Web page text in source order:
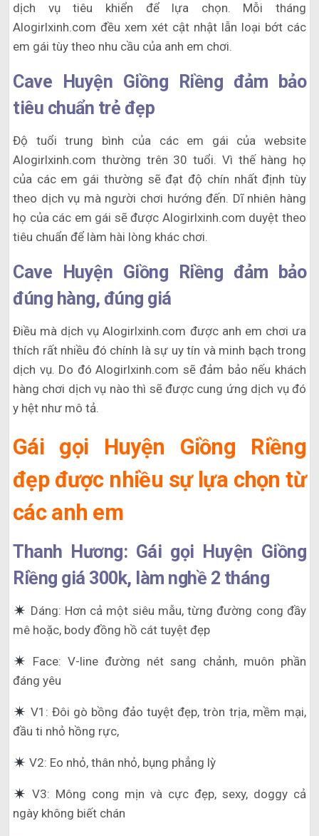
dịch vụ tiêu khiển để lựa chọn. Mỗi tháng
Alogirlxinh.com đều xem xét cật nhật lẫn loại bớt các
em gái tùy theo nhu cầu của anh em chơi.
Cave Huyện Giồng Riềng đảm bảo
tiêu chuẩn trẻ đẹp
Độ tuổi trung bình của các em gái của website
Alogirlxinh.com thường trên 30 tuổi. Vì thế hàng họ
của các em gái thường sẽ đạt độ chín nhất định tùy
theo dịch vụ mà người chơi hướng đến. Dĩ nhiên hàng
họ của các em gái sẽ được Alogirlxinh.com duyệt theo
tiêu chuẩn để làm hài lòng khác chơi.
Cave Huyện Giồng Riềng đảm bảo
đúng hàng, đúng giá
Điều mà dịch vụ Alogirlxinh.com được anh em chơi ưa
thích rất nhiều đó chính là sự uy tín và minh bạch trong
dịch vụ. Do đó Alogirlxinh.com sẽ đảm bảo nếu khách
hàng chơi dịch vụ nào thì sẽ được cung ứng dịch vụ đó
y hệt như mô tả.
Gái gọi Huyện Giồng Riềng
đẹp được nhiều sự lựa chọn từ
các anh em
Thanh Hương: Gái gọi Huyện Giồng
Riềng giá 300k, làm nghề 2 tháng
Dáng: Hơn cả một siêu mẫu, từng đường cong đầy
mê hoặc, body đồng hồ cát tuyệt đẹp
Face: V-line đường nét sang chảnh, muôn phần
đáng yêu
V1: Đôi gò bồng đảo tuyệt đẹp, tròn trịa, mềm mại,
đầu ti nhỏ hồng rực,
V2: Eo nhỏ, thân nhỏ, bụng phẳng lỳ
V3: Mông cong mịn và cực đẹp, sexy, doggy cả
ngày không biết chán